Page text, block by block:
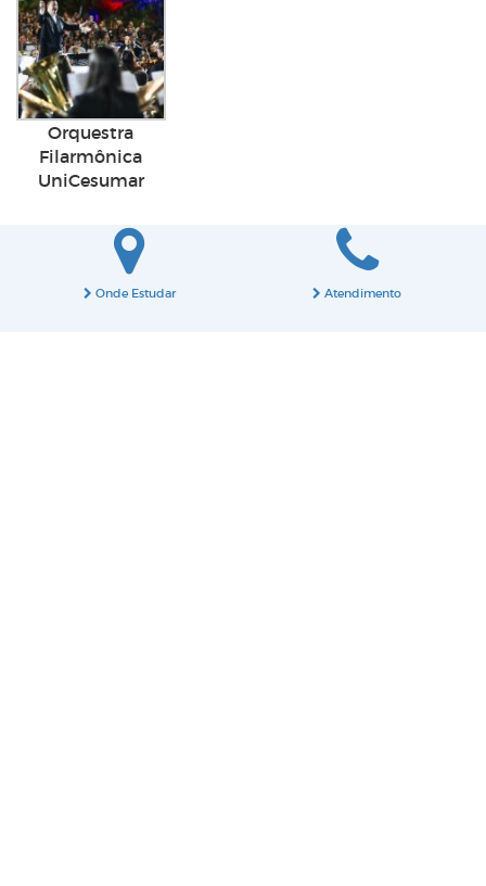
Orquestra
Filarmônica
UniCesumar
Onde Estudar Atendimento